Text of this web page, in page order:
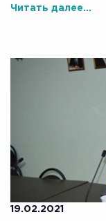
Читать далее...
19.02.2021